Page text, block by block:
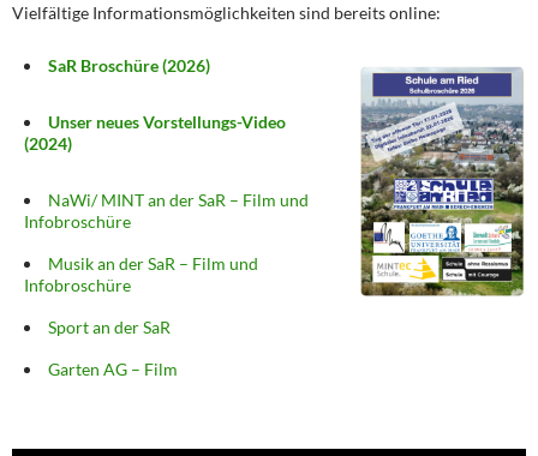
Vielfältige Informationsmöglichkeiten sind bereits online:
SaR Broschüre (2026)
Unser neues Vorstellungs-Video
(2024)
NaWi/ MINT an der SaR – Film und
Infobroschüre
Musik an der SaR – Film und
Infobroschüre
Sport an der SaR
Garten AG – Film